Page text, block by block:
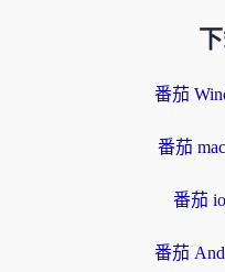
番茄
番茄
番茄
番茄